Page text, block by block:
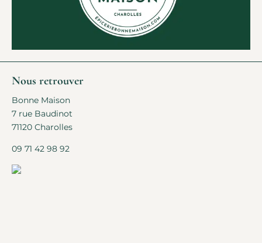
Nous retrouver
Bonne Maison
7 rue Baudinot
71120 Charolles
09 71 42 98 92